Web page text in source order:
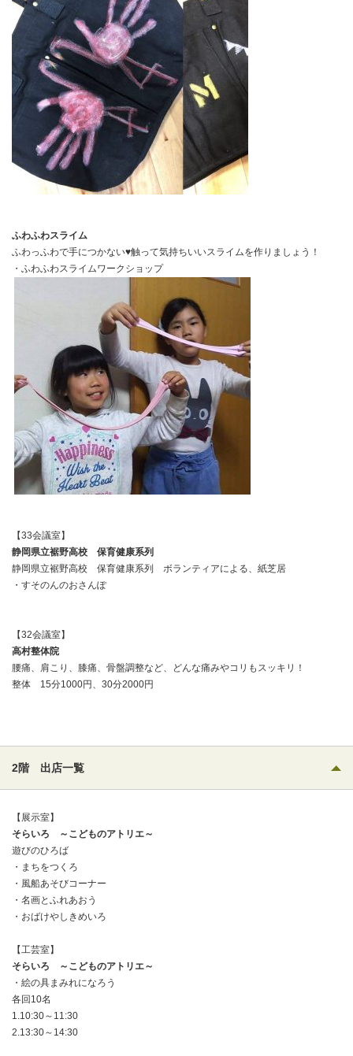
ふわふわスライム
ふわっふわで手につかない♥️触って気持ちいいスライムを作りましょう！
・ふわふわスライムワークショップ
【33会議室】
静岡県立裾野高校 保育健康系列
静岡県立裾野高校 保育健康系列 ボランティアによる、紙芝居
・すそのんのおさんぽ
【32会議室】
高村整体院
腰痛、肩こり、膝痛、骨盤調整など、どんな痛みやコリもスッキリ！
整体 15分1000円、30分2000円
2階 出店一覧
【展示室】
そらいろ ～こどものアトリエ～
遊びのひろば
・まちをつくろ
・風船あそびコーナー
・名画とふれあおう
・おばけやしきめいろ
【工芸室】
そらいろ ～こどものアトリエ～
・絵の具まみれになろう
各回10名
1.10:30～11:30
2.13:30～14:30